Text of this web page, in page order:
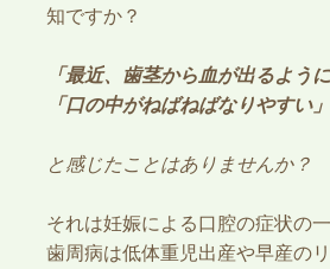
知ですか？
「最近、歯茎から血が出るよう
「口の中がねばねばなりやすい」
と感じたことはありませんか？
それは妊娠による口腔の症状の一
歯周病は低体重児出産や早産の